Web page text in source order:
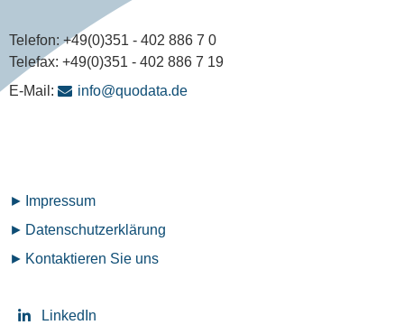
Telefon: +49(0)351 - 402 886 7 0
Telefax: +49(0)351 - 402 886 7 19
E-Mail:
info@quodata.de
Fußzeilenmenü
Impressum
Datenschutz­erklärung
Kontaktieren Sie uns
LinkedIn